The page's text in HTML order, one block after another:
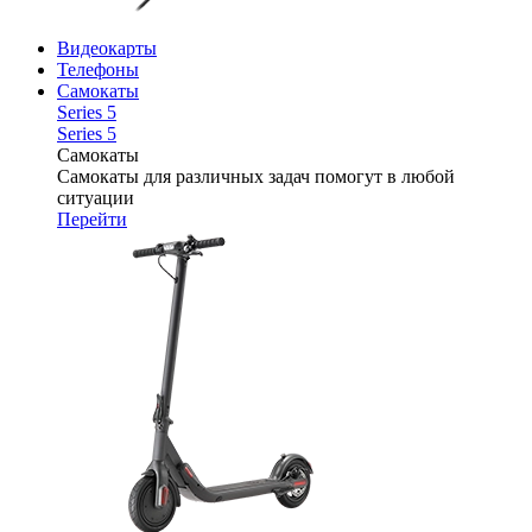
Видеокарты
Телефоны
Самокаты
Series 5
Series 5
Самокаты
Самокаты для различных задач помогут в любой
ситуации
Перейти